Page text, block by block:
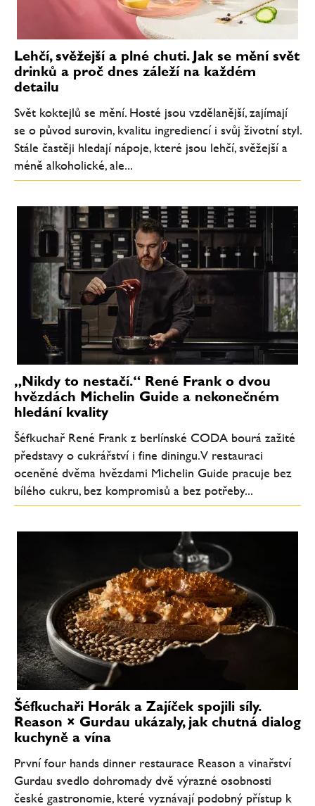
Lehčí, svěžejší a plné chuti. Jak se mění svět
drinků a proč dnes záleží na každém
detailu
Svět koktejlů se mění. Hosté jsou vzdělanější, zajímají
se o původ surovin, kvalitu ingrediencí i svůj životní styl.
Stále častěji hledají nápoje, které jsou lehčí, svěžejší a
méně alkoholické, ale...
„Nikdy to nestačí.“ René Frank o dvou
hvězdách Michelin Guide a nekonečném
hledání kvality
Šéfkuchař René Frank z berlínské CODA bourá zažité
představy o cukrářství i fine diningu. V restauraci
oceněné dvěma hvězdami Michelin Guide pracuje bez
bílého cukru, bez kompromisů a bez potřeby...
Šéfkuchaři Horák a Zajíček spojili síly.
Reason × Gurdau ukázaly, jak chutná dialog
kuchyně a vína
První four hands dinner restaurace Reason a vinařství
Gurdau svedlo dohromady dvě výrazné osobnosti
české gastronomie, které vyznávají podobný přístup k